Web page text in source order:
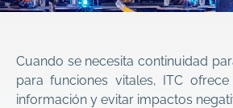
Cuando se necesita continuidad
para funciones vitales, ITC
información y evitar impactos